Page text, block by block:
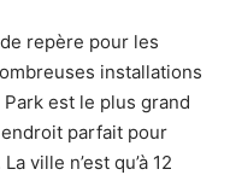
repère pour les
installations
est le plus grand
parfait pour
ville n’est qu’à 12